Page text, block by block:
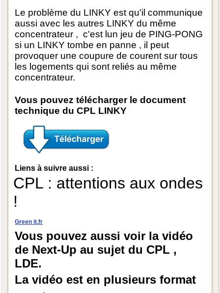
Le problème du LINKY est qu'il communique
aussi avec les autres LINKY du même
concentrateur , c'est lun jeu de PING-PONG
si un LINKY tombe en panne , il peut
provoquer une coupure de courent sur tous
les logements qui sont reliés au même
concentrateur.
Vous pouvez télécharger le document
technique du CPL LINKY
Liens à suivre aussi :
CPL : attentions aux ondes
!
Green it.fr
Vous pouvez aussi voir la vidéo
de Next-Up au sujet du CPL ,
LDE.
La vidéo est en plusieurs format